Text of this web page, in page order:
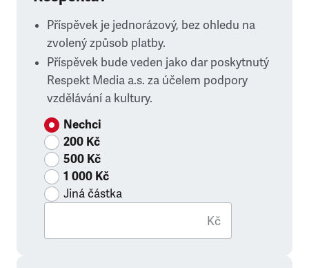
Příspěvek je jednorázový, bez ohledu na
zvolený způsob platby.
Příspěvek bude veden jako dar poskytnutý
Respekt Media a.s. za účelem podpory
vzdělávání a kultury.
Nechci
200 Kč
500 Kč
1 000 Kč
Jiná částka
Kč